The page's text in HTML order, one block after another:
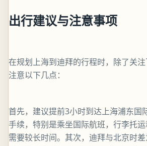
出行建议与注意事项
在规划上海到迪拜的行程时，除了关
注意以下几点：
首先，建议提前3小时到达上海浦东国
手续，特别是乘坐国际航班，行李托
需要较长时间。其次，迪拜与北京时